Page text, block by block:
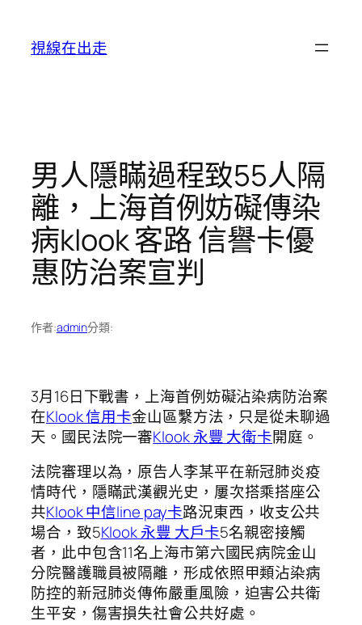
視線在出走
男人隱瞞過程致55人隔
離，上海首例妨礙傳染
病klook 客路 信譽卡優
惠防治案宣判
作者:admin分類:
3月16日下戰書，上海首例妨礙沾染病防治案
在Klook 信用卡金山區繫方法，只是從未聊過
天。國民法院一審Klook 永豐 大衛卡開庭。
法院審理以為，原告人李某平在新冠肺炎疫
情時代，隱瞞武漢觀光史，屢次搭乘搭座公
共Klook 中信line pay卡路況東西，收支公共
場合，致5Klook 永豐 大戶卡5名親密接觸
者，此中包含11名上海市第六國民病院金山
分院醫護職員被隔離，形成依照甲類沾染病
防控的新冠肺炎傳佈嚴重風險，迫害公共衛
生平安，傷害損失社會公共好處。